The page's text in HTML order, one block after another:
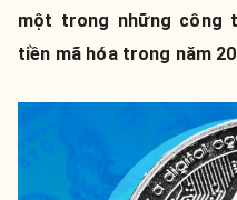
một trong những công
tiền mã hóa trong năm